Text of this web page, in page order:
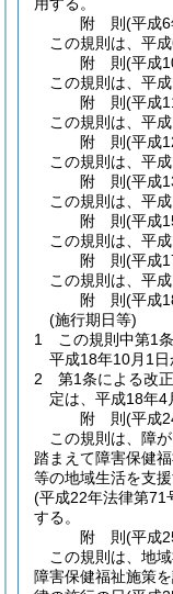
附 則(平成
この規則は、平
附 則(平成
この規則は、平
附 則(平成
この規則は、平
附 則(平成
この規則は、平
附 則(平成
この規則は、平
附 則(平成
この規則は、平
附 則(平成
この規則は、平
附 則(平成
(施行期日等)
1
この規則中第1
平成18年10月1日
2
第1条による改
定は、平成18年4
附 則(平成
この規則は、障
踏まえて障害保健
等の地域生活を支
(平成22年法律第71
する。
附 則(平成
この規則は、地
障害保健福祉施策